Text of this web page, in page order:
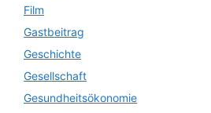
Film
Gastbeitrag
Geschichte
Gesellschaft
Gesundheitsökonomie